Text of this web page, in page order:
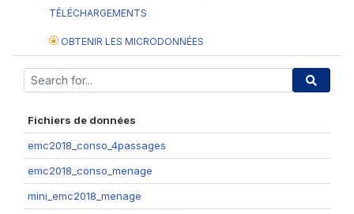
TÉLÉCHARGEMENTS
OBTENIR LES MICRODONNÉES
Fichiers de données
emc2018_conso_4passages
emc2018_conso_menage
mini_emc2018_menage